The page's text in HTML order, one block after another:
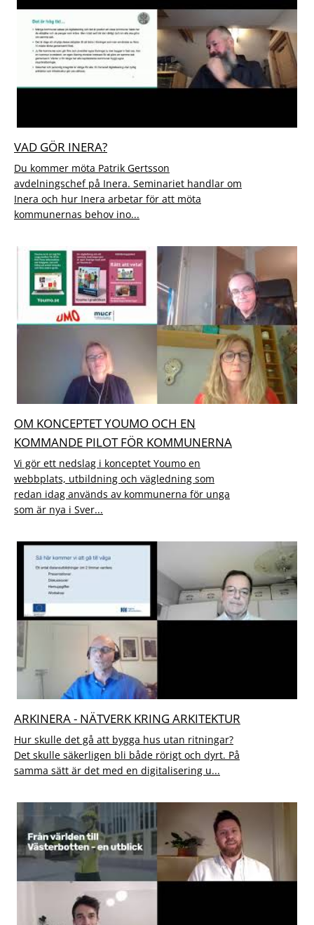
VAD GÖR INERA?
Du kommer möta Patrik Gertsson
avdelningschef på Inera. Seminariet handlar om
Inera och hur Inera arbetar för att möta
kommunernas behov ino...
OM KONCEPTET YOUMO OCH EN
KOMMANDE PILOT FÖR KOMMUNERNA
Vi gör ett nedslag i konceptet Youmo en
webbplats, utbildning och vägledning som
redan idag används av kommunerna för unga
som är nya i Sver...
ARKINERA - NÄTVERK KRING ARKITEKTUR
Hur skulle det gå att bygga hus utan ritningar?
Det skulle säkerligen bli både rörigt och dyrt. På
samma sätt är det med en digitalisering u...